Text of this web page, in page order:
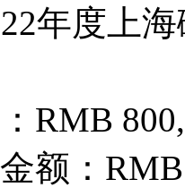
年度上
RMB
额：RMB